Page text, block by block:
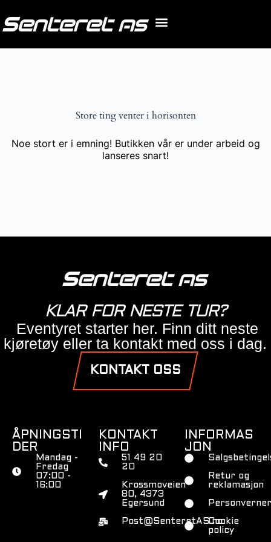
Store ting venter i horisonten
Noe stort er i emning! Butikken vår er under arbeid og
lanseres snart!
KLAR FOR NESTE TUR?
Eventyret starter her. Finn ditt neste
kjøretøy eller ta kontakt med oss i dag.
KONTAKT OSS
ÅPNINGSTI
DER
Mandag -
Fredag
07:00 -
16:00
KONTAKT
INFO
51 49 20
20
Krossmoveien
80, 4373
Egersund
Post@SenteretAS.no
INFORMAS
JON
Retur og
reklamasjon
Cookie
policy